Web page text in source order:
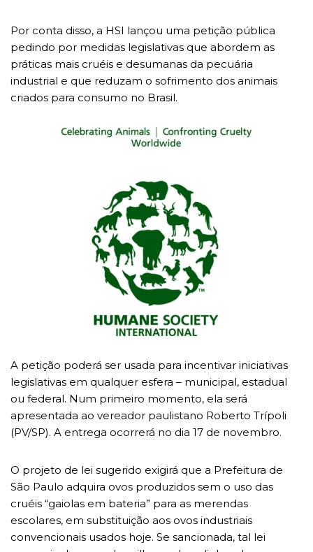
Por conta disso, a HSI lançou uma petição pública
pedindo por medidas legislativas que abordem as
práticas mais cruéis e desumanas da pecuária
industrial e que reduzam o sofrimento dos animais
criados para consumo no Brasil.
A petição poderá ser usada para incentivar iniciativas
legislativas em qualquer esfera – municipal, estadual
ou federal. Num primeiro momento, ela será
apresentada ao vereador paulistano Roberto Trípoli
(PV/SP). A entrega ocorrerá no dia 17 de novembro.
O projeto de lei sugerido exigirá que a Prefeitura de
São Paulo adquira ovos produzidos sem o uso das
cruéis “gaiolas em bateria” para as merendas
escolares, em substituição aos ovos industriais
convencionais usados hoje. Se sancionada, tal lei